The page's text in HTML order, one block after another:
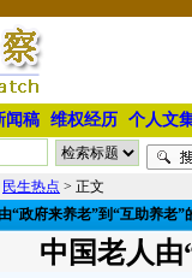
闻稿 维权经历 个人文
民生热点 > 正文
“政府来养老”到“互助养老”
中国老人由